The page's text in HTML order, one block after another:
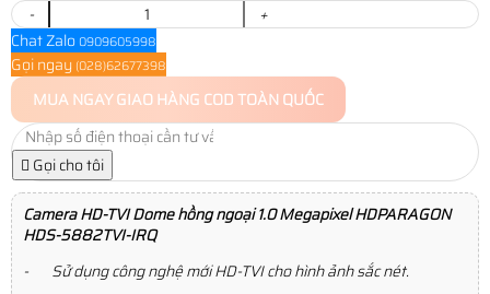
-
+
Chat Zalo 0909605998
Gọi ngay (028)62677398
MUA NGAYGIAO HÀNG COD TOÀN QUỐC
Gọi cho tôi
Camera HD-TVI Dome hồng ngoại 1.0 Megapixel HDPARAGON
HDS-5882TVI-IRQ
- Sử dụng công nghệ mới HD-TVI cho hình ảnh sắc nét.